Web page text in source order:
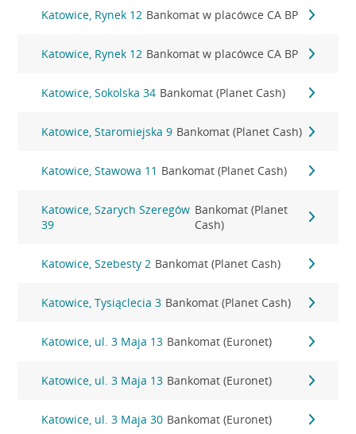
Katowice, Rynek 12 Bankomat w placówce CA BP
Katowice, Rynek 12 Bankomat w placówce CA BP
Katowice, Sokolska 34 Bankomat (Planet Cash)
Katowice, Staromiejska 9 Bankomat (Planet Cash)
Katowice, Stawowa 11 Bankomat (Planet Cash)
Katowice, Szarych Szeregów
39
Bankomat (Planet
Cash)
Katowice, Szebesty 2 Bankomat (Planet Cash)
Katowice, Tysiąclecia 3 Bankomat (Planet Cash)
Katowice, ul. 3 Maja 13 Bankomat (Euronet)
Katowice, ul. 3 Maja 13 Bankomat (Euronet)
Katowice, ul. 3 Maja 30 Bankomat (Euronet)